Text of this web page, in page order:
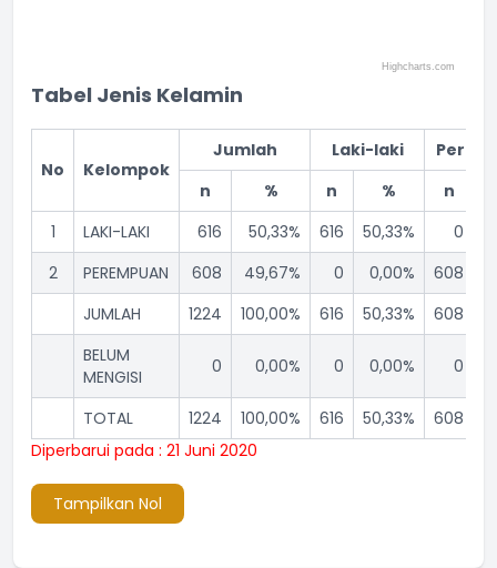
Highcharts.com
End of interactive chart.
Tabel Jenis Kelamin
No Kelompok
Jumlah Laki-laki
n
% n %
n
1
LAKI-LAKI 616 50,33% 616 50,33% 0
2
PEREMPUAN 608 49,67% 0 0,00% 608
JUMLAH
1224 100,00% 616 50,33% 608
BELUM
MENGISI
0 0,00% 0 0,00% 0
TOTAL 1224 100,00% 616 50,33% 608
Diperbarui pada : 21 Juni 2020
Tampilkan Nol